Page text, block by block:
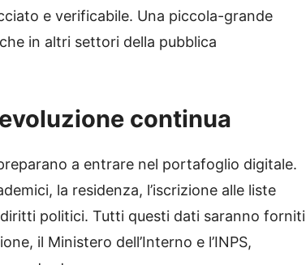
e verificabile. Una piccola-grande
in altri settori della pubblica
continua
a entrare nel portafoglio digitale.
la residenza, l’iscrizione alle liste
politici. Tutti questi dati saranno forniti
il Ministero dell’Interno e l’INPS,